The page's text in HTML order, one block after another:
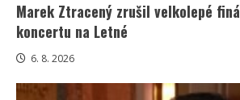
Marek Ztracený zrušil velkolepé
koncertu na Letné
6. 8. 2026